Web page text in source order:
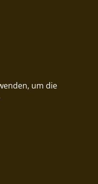
um die